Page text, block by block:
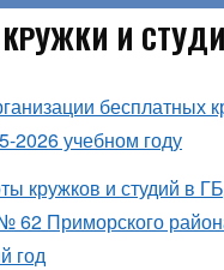
И
бесплатных
2026 учебном году
кружков и студий в
62 Приморского
год